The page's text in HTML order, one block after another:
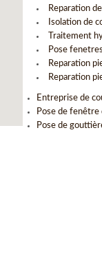
Reparation
Isolation de
Traitement
Pose
Reparation
Reparation
Entreprise de
Pose de
Pose de